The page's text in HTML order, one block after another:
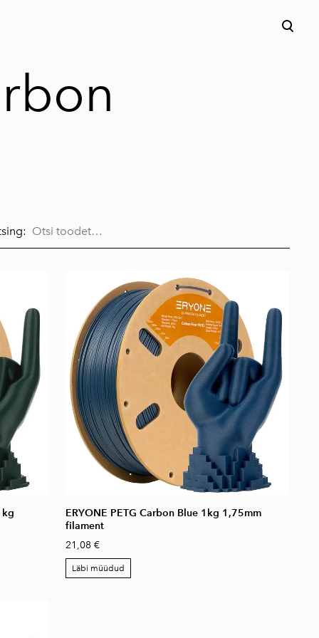
ERYONE PETG Carbon Blue 1kg 1,75mm
filament
21,08 €
Läbi müüdud